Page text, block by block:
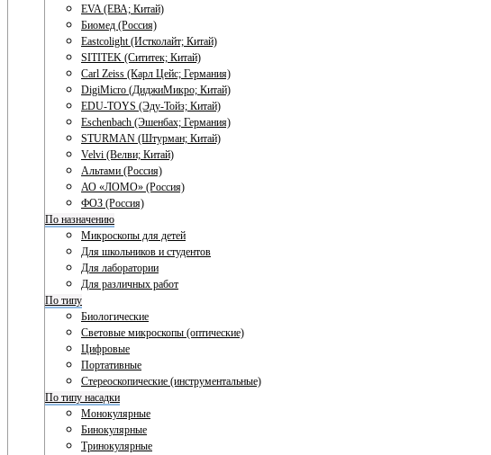
EVA (ЕВА; Китай)
Биомед (Россия)
Eastcolight (Истколайт; Китай)
SITITEK (Сититек; Китай)
Carl Zeiss (Карл Цейс; Германия)
DigiMicro (ДиджиМикро; Китай)
EDU-TOYS (Эду-Тойз; Китай)
Eschenbach (Эшенбах; Германия)
STURMAN (Штурман; Китай)
Velvi (Велви; Китай)
Альтами (Россия)
АО «ЛОМО» (Россия)
ФОЗ (Россия)
По назначению
Микроскопы для детей
Для школьников и студентов
Для лаборатории
Для различных работ
По типу
Биологические
Световые микроскопы (оптические)
Цифровые
Портативные
Стереоскопические (инструментальные)
По типу насадки
Монокулярные
Бинокулярные
Тринокулярные